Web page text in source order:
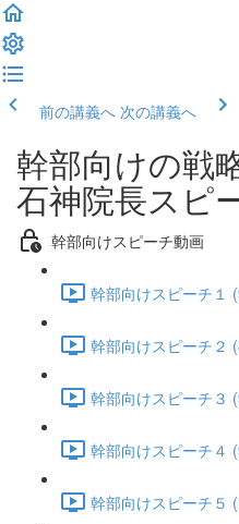
前の講義へ 次の講義へ
幹部向けの戦
石神院長スピ
幹部向けスピーチ動画
幹部向けスピーチ１
幹部向けスピーチ２
幹部向けスピーチ３
幹部向けスピーチ４
幹部向けスピーチ５